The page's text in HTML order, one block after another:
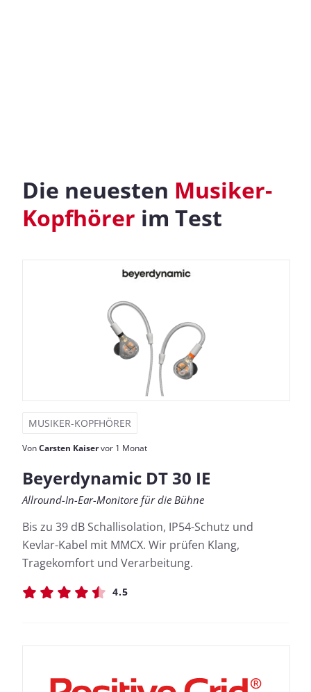
Die neuesten Musiker-
Kopfhörer im Test
MUSIKER-KOPFHÖRER
VonCarsten Kaiservor 1 Monat
Beyerdynamic DT 30 IE
Allround-In-Ear-Monitore für die Bühne
Bis zu 39 dB Schallisolation, IP54-Schutz und
Kevlar-Kabel mit MMCX. Wir prüfen Klang,
Tragekomfort und Verarbeitung.
4.5